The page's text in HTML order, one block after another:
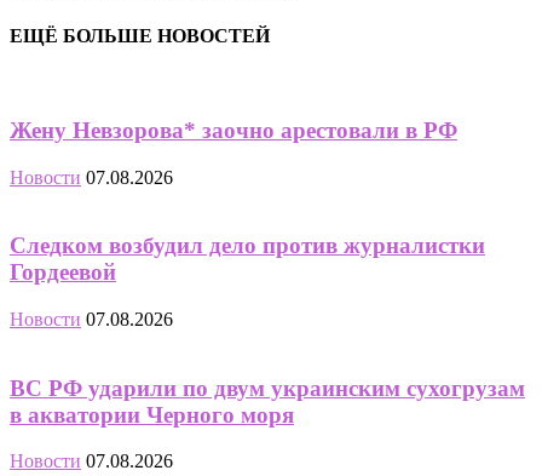
ЕЩЁ БОЛЬШЕ НОВОСТЕЙ
Жену Невзорова* заочно арестовали в РФ
Новости 07.08.2026
Следком возбудил дело против журналистки
Гордеевой
Новости 07.08.2026
ВС РФ ударили по двум украинским сухогрузам
в акватории Черного моря
Новости 07.08.2026